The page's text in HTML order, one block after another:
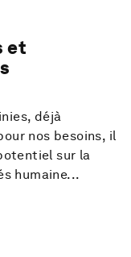
et
déjà
nos besoins, il
sur la
humaine...